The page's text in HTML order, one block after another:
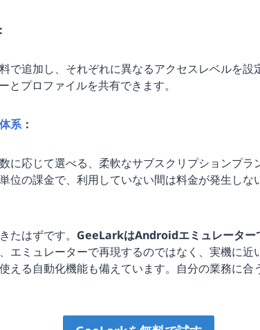
:
で追加し、それぞれに異なるアクセスレベルを設
とプロファイルを共有できます。
系：
に応じて選べる、柔軟なサブスクリプションプラ
位の課金で、利用していない間は料金が発生しな
たはずです。 GeeLarkはAndroidエミュレーター
エミュレーターで再現するのではなく、実機に
える自動化機能も備えています。自分の業務に合